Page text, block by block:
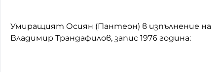
Умиращият Осиян (Пантеон) в изпълнение на
Владимир Трандафилов, запис 1976 година: